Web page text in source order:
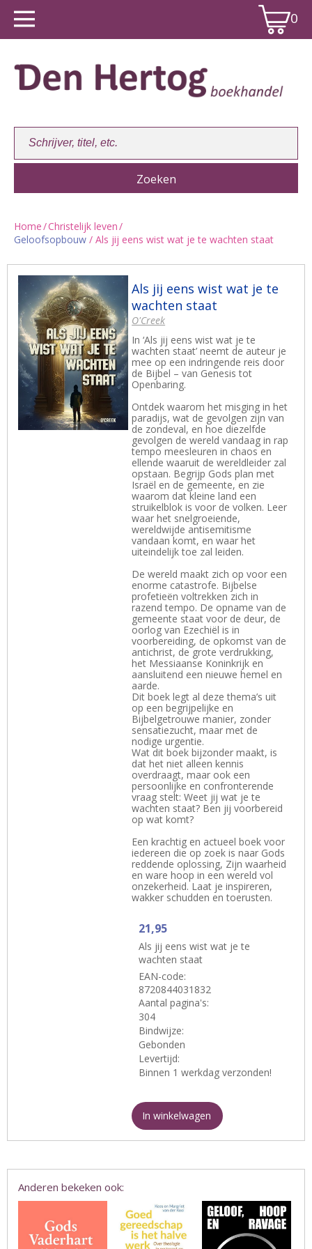
0
Winkelwagen:
Home/Christelijk leven/
Geloofsopbouw / Als jij eens wist wat je te wachten staat
Als jij eens wist wat je te
wachten staat
O'Creek
In ‘Als jij eens wist wat je te
wachten staat’ neemt de auteur je
mee op een indringende reis door
de Bijbel – van Genesis tot
Openbaring.
Ontdek waarom het misging in het
paradijs, wat de gevolgen zijn van
de zondeval, en hoe diezelfde
gevolgen de wereld vandaag in rap
tempo meesleuren in chaos en
ellende waaruit de wereldleider zal
opstaan. Begrijp Gods plan met
Israël en de gemeente, en zie
waarom dat kleine land een
struikelblok is voor de volken. Leer
waar het snelgroeiende,
wereldwijde antisemitisme
vandaan komt, en waar het
uiteindelijk toe zal leiden.
De wereld maakt zich op voor een
enorme catastrofe. Bijbelse
profetieën voltrekken zich in
razend tempo. De opname van de
gemeente staat voor de deur, de
oorlog van Ezechiël is in
voorbereiding, de opkomst van de
antichrist, de grote verdrukking,
het Messiaanse Koninkrijk en
aansluitend een nieuwe hemel en
aarde.
Dit boek legt al deze thema’s uit
op een begrijpelijke en
Bijbelgetrouwe manier, zonder
sensatiezucht, maar met de
nodige urgentie.
Wat dit boek bijzonder maakt, is
dat het niet alleen kennis
overdraagt, maar ook een
persoonlijke en confronterende
vraag stelt: Weet jij wat je te
wachten staat? Ben jij voorbereid
op wat komt?
Een krachtig en actueel boek voor
iedereen die op zoek is naar Gods
reddende oplossing, Zijn waarheid
en ware hoop in een wereld vol
onzekerheid. Laat je inspireren,
wakker schudden en toerusten.
21,95
Als jij eens wist wat je te
wachten staat
EAN-code:
8720844031832
Aantal pagina's:
304
Bindwijze:
Gebonden
Levertijd:
Binnen 1 werkdag verzonden!
In winkelwagen
Anderen bekeken ook: